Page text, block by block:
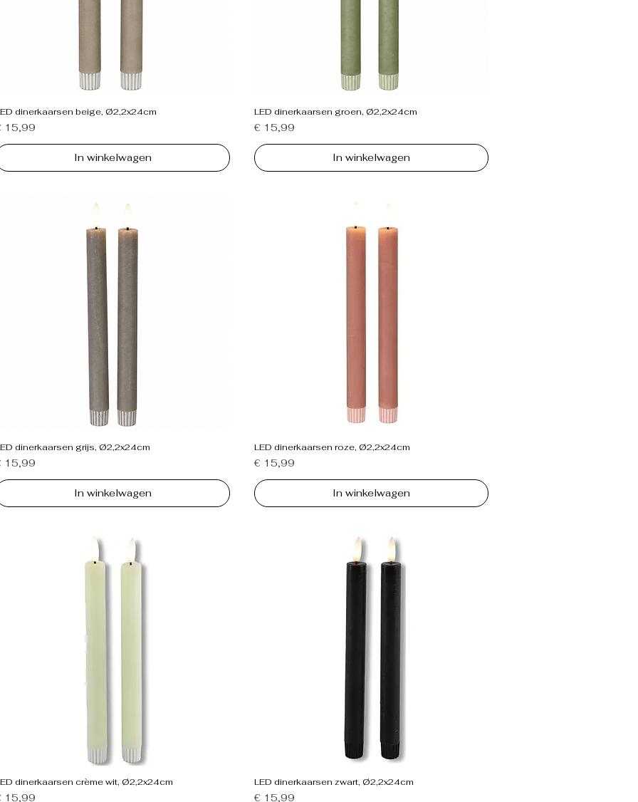
dinerkaarsen beige, Ø2,2x24cm
15,99
In winkelwagen
LED dinerkaarsen groen, Ø2,2x24cm
Prijs
€ 15,99
In winkelwagen
dinerkaarsen grijs, Ø2,2x24cm
15,99
In winkelwagen
LED dinerkaarsen roze, Ø2,2x24cm
Prijs
€ 15,99
In winkelwagen
dinerkaarsen crème wit, Ø2,2x24cm
15,99
LED dinerkaarsen zwart, Ø2,2x24cm
Prijs
€ 15,99